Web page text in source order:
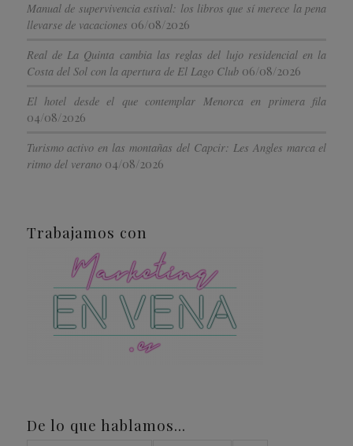
Manual de supervivencia estival: los libros que sí merece la pena
llevarse de vacaciones 06/08/2026
Real de La Quinta cambia las reglas del lujo residencial en la
Costa del Sol con la apertura de El Lago Club 06/08/2026
El hotel desde el que contemplar Menorca en primera fila
04/08/2026
Turismo activo en las montañas del Capcir: Les Angles marca el
ritmo del verano 04/08/2026
Trabajamos con
De lo que hablamos…